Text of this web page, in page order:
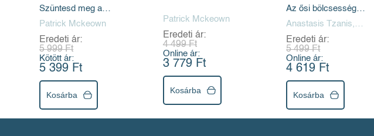
Szüntesd meg a
horkolást, az alvási
álmatlanságot akár már
7 nap alatt, a Buteyko-
módszer segítségével
Patrick Mckeown
Eredeti ár:
5 999 Ft
Kötött ár:
5 399 Ft
Kosárba
Patrick Mckeown
Eredeti ár:
4 499 Ft
Online ár:
3 779 Ft
Kosárba
Az ősi bölcsesség
alkalmazása a modern
Anastasis Tzanis,
Patrick Mckeown
Eredeti ár:
5 499 Ft
Online ár:
4 619 Ft
Kosárba